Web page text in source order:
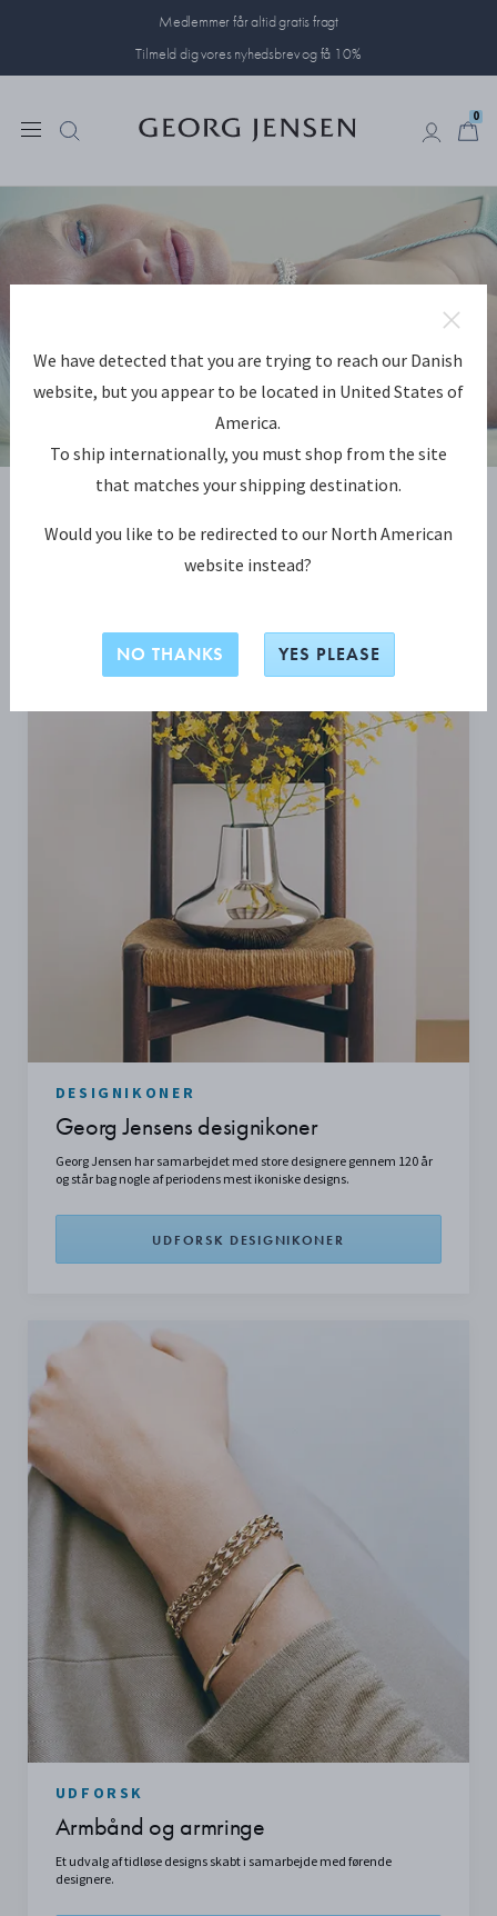
Medlemmer får altid gratis fragt
Tilmeld dig vores nyhedsbrev og få 10%
0
UDFORSK WEFT
BLIV INSPIRERET
DESIGNIKONER
Georg Jensens designikoner
Georg Jensen har samarbejdet med store designere gennem 120 år
og står bag nogle af periodens mest ikoniske designs.
UDFORSK DESIGNIKONER
UDFORSK
Armbånd og armringe
Et udvalg af tidløse designs skabt i samarbejde med førende
designere.
We have detected that you are trying to reach our Danish
website, but you appear to be located in United States of
America.
To ship internationally, you must shop from the site
that matches your shipping destination.
Would you like to be redirected to our North American
website instead?
NO THANKS YES PLEASE